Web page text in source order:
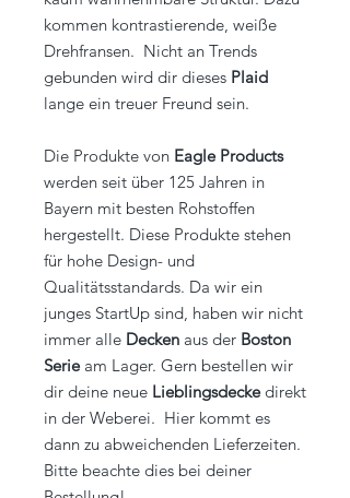
kommen kontrastierende, weiße
Drehfransen. Nicht an Trends
gebunden wird dir dieses Plaid
lange ein treuer Freund sein.
Die Produkte von Eagle Products
werden seit über 125 Jahren in
Bayern mit besten Rohstoffen
hergestellt. Diese Produkte stehen
für hohe Design- und
Qualitätsstandards. Da wir ein
junges StartUp sind, haben wir nicht
immer alle Decken aus der Boston
Serieam Lager. Gern bestellen wir
dir deine neue Lieblingsdeckedirekt
in der Weberei. Hier kommt es
dann zu abweichenden Lieferzeiten.
Bitte beachte dies bei deiner